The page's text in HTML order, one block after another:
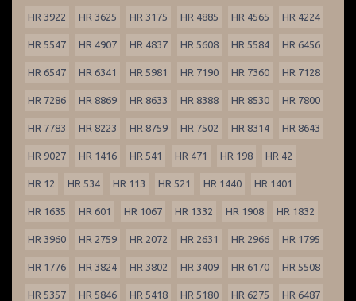
HR 3922 HR 3625 HR 3175 HR 4885 HR 4565 HR 4224
HR 5547 HR 4907 HR 4837 HR 5608 HR 5584 HR 6456
HR 6547 HR 6341 HR 5981 HR 7190 HR 7360 HR 7128
HR 7286 HR 8869 HR 8633 HR 8388 HR 8530 HR 7800
HR 7783 HR 8223 HR 8759 HR 7502 HR 8314 HR 8643
HR 9027 HR 1416 HR 541 HR 471 HR 198 HR 42
HR 12 HR 534 HR 113 HR 521 HR 1440 HR 1401
HR 1635 HR 601 HR 1067 HR 1332 HR 1908 HR 1832
HR 3960 HR 2759 HR 2072 HR 2631 HR 2966 HR 1795
HR 1776 HR 3824 HR 3802 HR 3409 HR 6170 HR 5508
HR 5357 HR 5846 HR 5418 HR 5180 HR 6275 HR 6487